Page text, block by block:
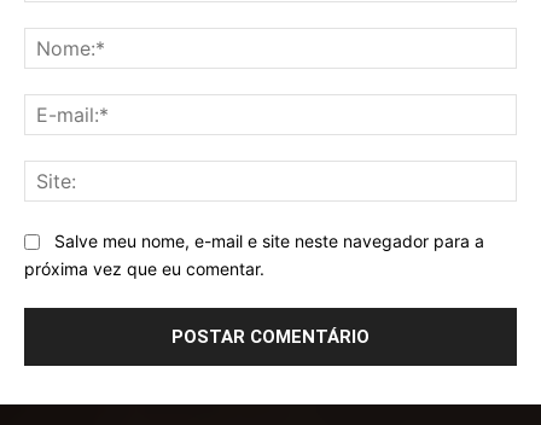
Salve meu nome, e-mail e site neste navegador para a
próxima vez que eu comentar.